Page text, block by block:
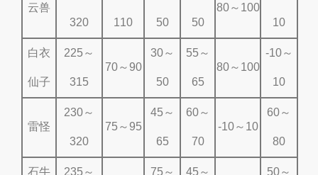
云兽
320 110 50 50
80～100
10
白衣
仙子
225～
315
70～90
30～
50
55～
65
80～100
-10～
10
雷怪
230～
320
75～95
45～
65
60～
70
-10～10
60～
80
石牛 235～ 75～ 45～ 50～